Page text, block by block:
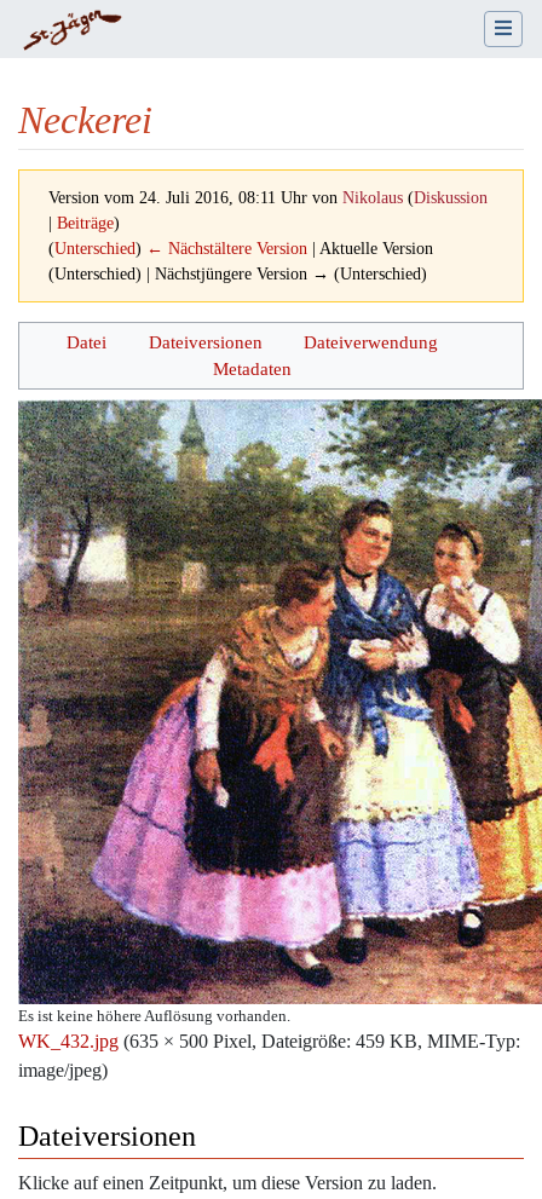
Neckerei
Version vom 24. Juli 2016, 08:11 Uhr von Nikolaus (Diskussion
Beiträge)
(Unterschied) ← Nächstältere Version | Aktuelle Version
(Unterschied) | Nächstjüngere Version → (Unterschied)
Wechseln zu: Navigation,Suche
Datei Dateiversionen
Dateiverwendung
Metadaten
Es ist keine höhere Auflösung vorhanden.
WK_432.jpg (635 × 500 Pixel, Dateigröße: 459 KB, MIME-Typ:
image/jpeg)
Dateiversionen
Klicke auf einen Zeitpunkt, um diese Version zu laden.